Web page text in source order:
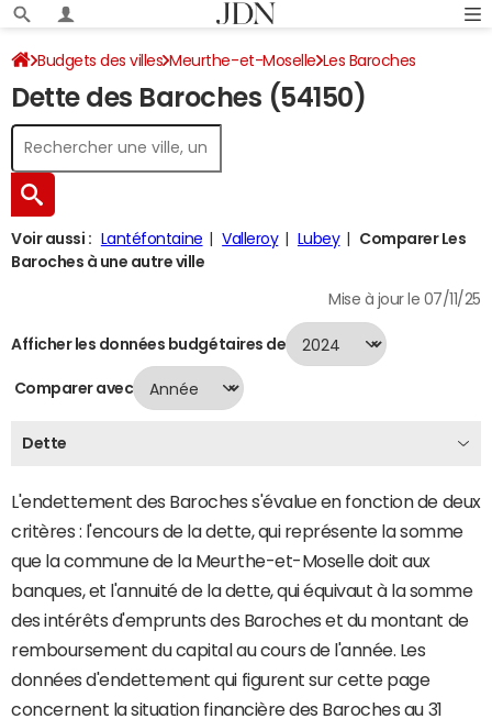
Budgets des villes Meurthe-et-Moselle Les Baroches
Dette au 31/12/2024
Dette des Baroches (54150)
Voir aussi : Lantéfontaine Valleroy Lubey
Comparer Les
Baroches à une autre ville
Mise à jour le 07/11/25
Afficher les données budgétaires de
Comparer avec
Dette
L'endettement des Baroches s'évalue en fonction de deux
critères : l'encours de la dette, qui représente la somme
que la commune de la Meurthe-et-Moselle doit aux
banques, et l'annuité de la dette, qui équivaut à la somme
des intérêts d'emprunts des Baroches et du montant de
remboursement du capital au cours de l'année. Les
données d'endettement qui figurent sur cette page
concernent la situation financière des Baroches au 31